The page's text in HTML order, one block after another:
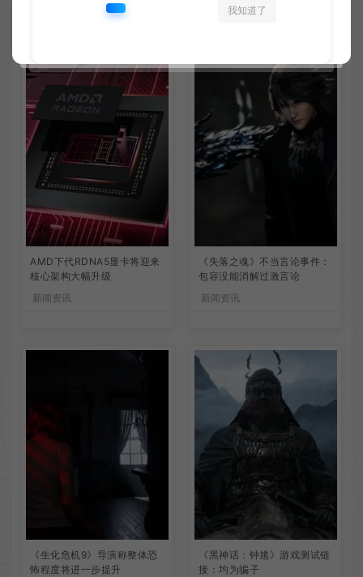
AMD下代RDNA5显卡将迎来
核心架构大幅升级
新闻资讯
《失落之魂》不当言论事件：
包容没能消解过激言论
新闻资讯
《生化危机9》导演称整体恐
怖程度将进一步提升
《黑神话：钟馗》游戏测试链
接：均为骗子
我知道了